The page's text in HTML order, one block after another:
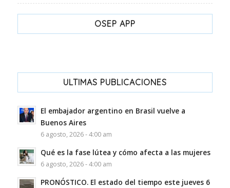
OSEP APP
ULTIMAS PUBLICACIONES
El embajador argentino en Brasil vuelve a
Buenos Aires
6 agosto, 2026 - 4:00 am
Qué es la fase lútea y cómo afecta a las mujeres
6 agosto, 2026 - 4:00 am
PRONÓSTICO. El estado del tiempo este jueves 6